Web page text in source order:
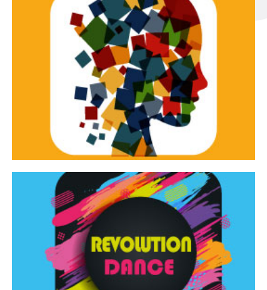
Tracce dinamiche
Tracce Dinamiche è una rassegna di teatro
d’innovazione e sperimentale.
Continua
Revolution Dance
Rassegna di danza contemporanea – I Edizione